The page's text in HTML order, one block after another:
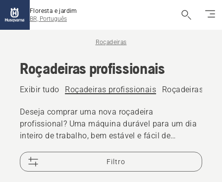
Floresta e jardim
BR, Português
Roçadeiras
Roçadeiras profissionais
Exibir tudo Roçadeiras profissionais Roçadeiras a
Deseja comprar uma nova roçadeira
profissional? Uma máquina durável para um dia
inteiro de trabalho, bem estável e fácil de
tempo. Veja abaixo todas as nossas roçadeiras
de serviço pesado.
Filtro